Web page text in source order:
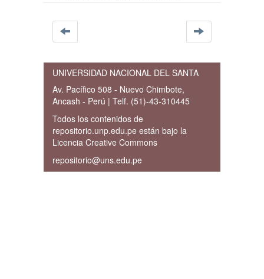
UNIVERSIDAD NACIONAL DEL SANTA
Av. Pacífico 508 - Nuevo Chimbote,
Ancash - Perú | Telf. (51)-43-310445
Todos los contenidos de
repositorio.unp.edu.pe están bajo la
Licencia Creative Commons
repositorio@uns.edu.pe